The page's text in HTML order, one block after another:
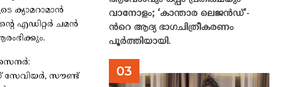
ക്യാമറാമാൻ
എഡിറ്റർ ചമൻ
സേവിയർ, സൗണ്ട്
വാനോളം; ‘കാന്താര ലെജൻഡ്’-
ൻറെ ആദ്യ ഭാഗചിത്രീകരണം
പൂർത്തിയായി.